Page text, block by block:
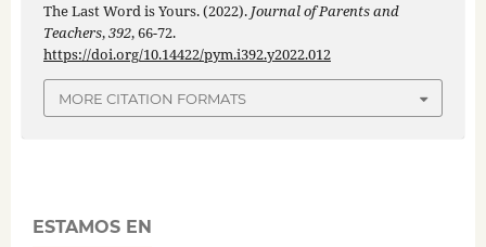
The Last Word is Yours. (2022). Journal of Parents and
Teachers,392, 66-72.
https://doi.org/10.14422/pym.i392.y2022.012
MORE CITATION FORMATS
ESTAMOS EN